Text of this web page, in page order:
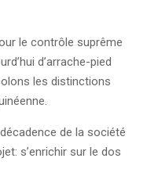
le contrôle suprême
d’arrache-pied
les distinctions
de la société
s’enrichir sur le dos